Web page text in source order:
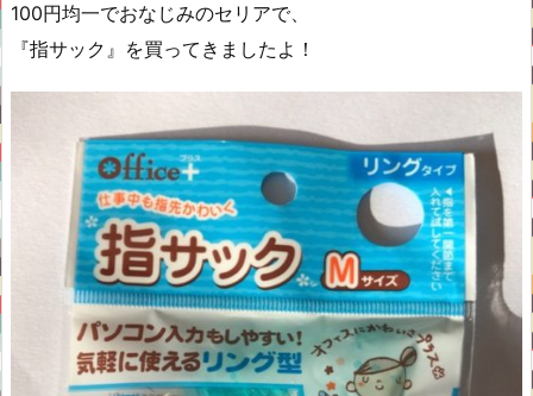
100円均一でおなじみのセリアで、
『指サック』を買ってきましたよ！